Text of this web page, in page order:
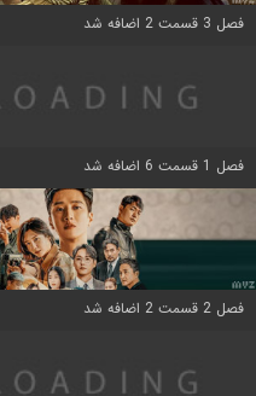
فصل 3 قسمت 2 اضافه شد
فصل 1 قسمت 6 اضافه شد
فصل 2 قسمت 2 اضافه شد